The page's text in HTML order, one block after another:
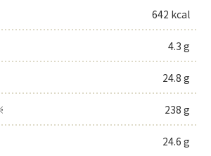
642 kcal
4.3 g
24.8 g
238 g
24.6 g